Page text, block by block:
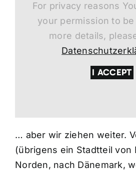
For privacy reasons
your permission to be
more details,
I ACCEPT
… aber wir ziehen weiter.
(übrigens ein Stadtteil von
Norden, nach Dänemark,